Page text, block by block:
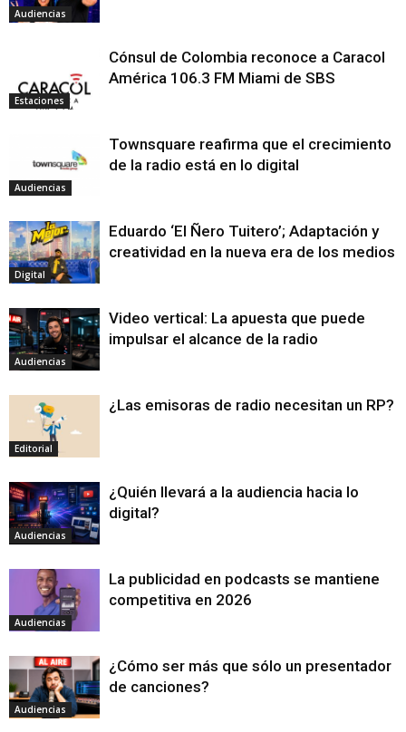
Audiencias
Estaciones
Cónsul de Colombia reconoce a Caracol
América 106.3 FM Miami de SBS
Audiencias
Townsquare reafirma que el crecimiento
de la radio está en lo digital
Digital
Eduardo ‘El Ñero Tuitero’; Adaptación y
creatividad en la nueva era de los medios
Audiencias
Video vertical: La apuesta que puede
impulsar el alcance de la radio
Editorial
¿Las emisoras de radio necesitan un RP?
Audiencias
¿Quién llevará a la audiencia hacia lo
digital?
Audiencias
La publicidad en podcasts se mantiene
competitiva en 2026
Audiencias
¿Cómo ser más que sólo un presentador
de canciones?